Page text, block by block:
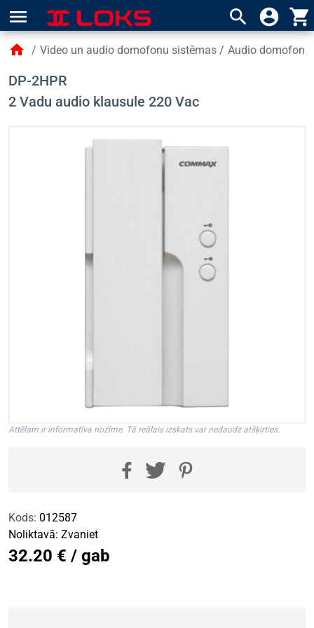
menu search account_circle shopping_cart
home / Video un audio domofonu sistēmas / Audio domofoni
DP-2HPR
2 Vadu audio klausule 220 Vac
Attēlam ir informatīva nozīme. Tā reālais izskats var nedaudz atšķirties.
Kods: 012587
Noliktavā: Zvaniet
32.20 € / gab